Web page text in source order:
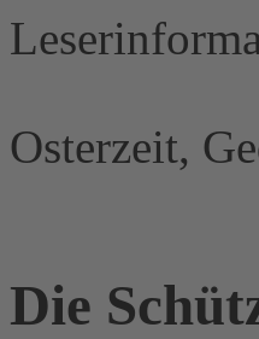
Osterzeit,
Die